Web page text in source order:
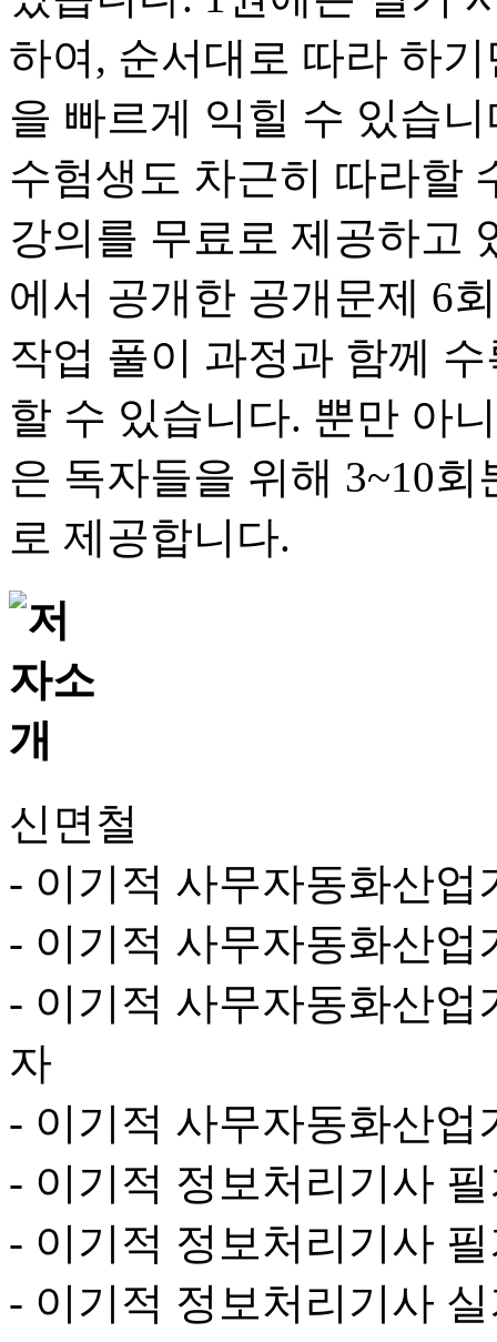
하여, 순서대로 따라 하
을 빠르게 익힐 수 있습
수험생도 차근히 따라할
강의를 무료로 제공하고
에서 공개한 공개문제 6
작업 풀이 과정과 함께
할 수 있습니다. 뿐만 아
은 독자들을 위해 3~10
로 제공합니다.
신면철
- 이기적 사무자동화산
- 이기적 사무자동화산
- 이기적 사무자동화산
자
- 이기적 사무자동화산
- 이기적 정보처리기사
- 이기적 정보처리기사
- 이기적 정보처리기사